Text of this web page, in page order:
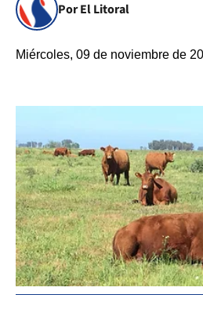
Por El Litoral
Miércoles, 09 de noviembre de